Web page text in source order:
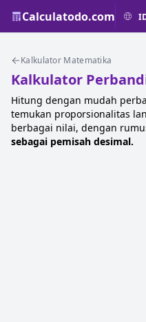
Calculatodo.com
Kalkulator Matematika
Kalkulator
Hitung dengan mudah
temukan proporsionalitas
berbagai nilai, dengan
sebagai pemisah desimal.